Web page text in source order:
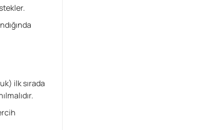
ilk sırada